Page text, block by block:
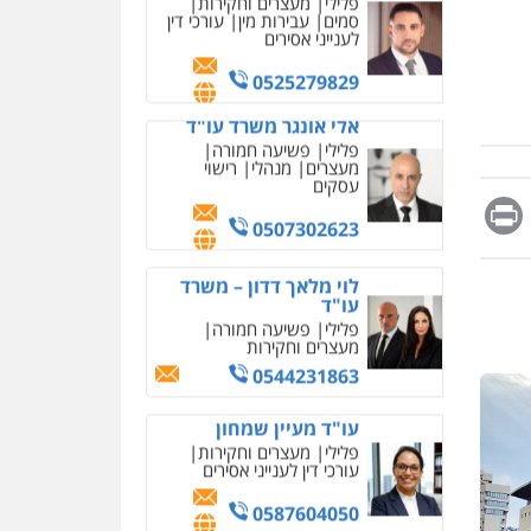
Message
Print
0525279829
אלי אונגר משרד עו"ד
פלילי פשיעה חמורה
מעצרים מנהלי רישוי
0507302623
לוי מלאך דדון – משרד
עו"ד
פשיעה חמורה
מעצרים וחקירות
0544231863
עו"ד מעיין שמחון
פלילי מעצרים וחקירות
0587604050
עו"ד שאדי כבהא
מחיקת כתבות מגוגל
ודחיקת אזכורים שליליים
שירותים מקצועיים לעורכי
אחסון אתרים
מהירות הגנה גיבוי
תמיכה
מרכז התחלה חדשה
אסירים
שירותים מקצועיים לעורכי
דין
0544500346
מאיה בלום, עו"ס,
טיפול ושיקום
טיפול בהתמכרויות
שירותים מקצועיים לעורכי
דין